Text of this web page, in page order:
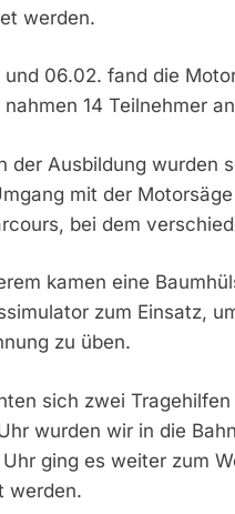
werden.
06.02. fand die
14 Teilnehmer
der Ausbildung wurden
mit der
bei dem
kamen eine
zum Einsatz,
zu üben.
sich zwei
wurden wir in die
ging es weiter zum
werden.